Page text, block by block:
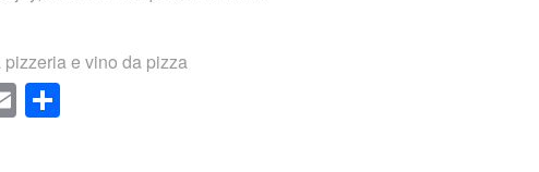
pizzeria e vino da pizza
Email